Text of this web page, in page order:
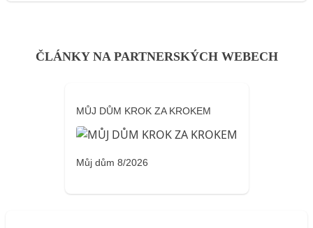
ČLÁNKY NA PARTNERSKÝCH WEBECH
MŮJ DŮM KROK ZA KROKEM
Můj dům 8/2026